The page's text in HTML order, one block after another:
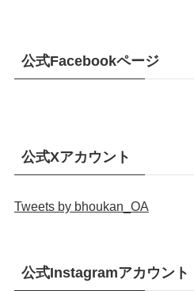
公式Facebookページ
公式Xアカウント
Tweets by bhoukan_OA
公式Instagramアカウント